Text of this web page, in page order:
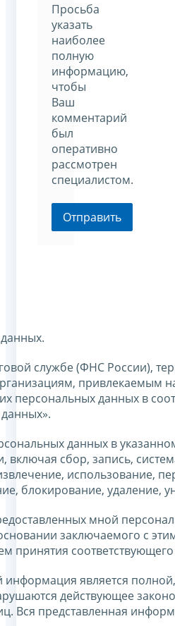
Просьба
указать
наиболее
полную
информацию,
чтобы
Ваш
комментарий
был
оперативно
рассмотрен
специалистом.
Отправить
службе (ФНС России),
привлекаемым
персональных данных в
данных в
сбор, запись,
использование,
блокирование, удаление,
мной
заключаемого с
принятия соответствующего
является
действующее
Вся представленная